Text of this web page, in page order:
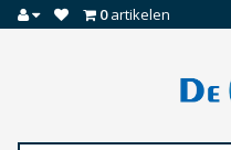
0artikelen